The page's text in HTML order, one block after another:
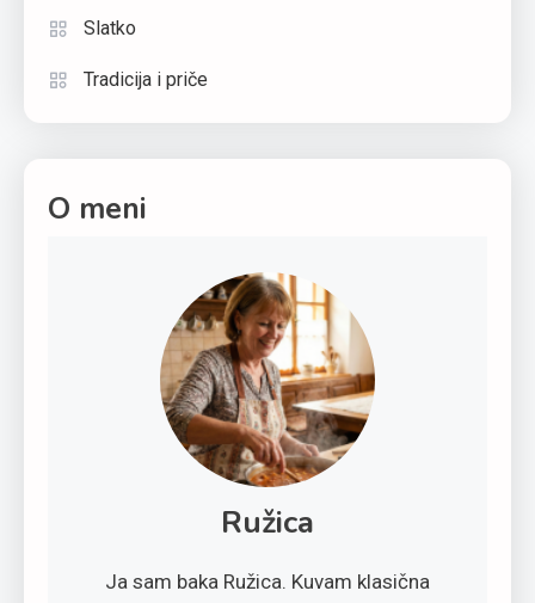
Slatko
Tradicija i priče
O meni
Ružica
Ja sam baka Ružica. Kuvam klasična